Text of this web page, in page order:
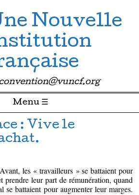
Nouvelle
Menu ☰
: Vive le
les « travailleurs » se battaient pour
prendre leur part de rémunération, quand
se battaient pour augmenter leur marges.